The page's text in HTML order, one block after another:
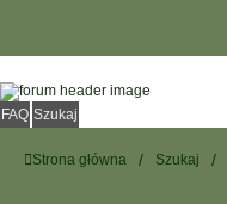
FAQ Szukaj
Strona główna Szukaj